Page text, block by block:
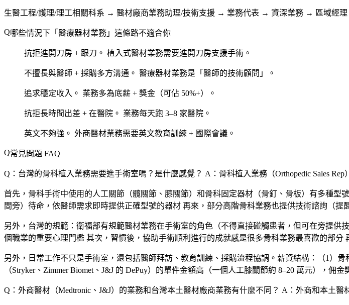
生醫工程/護理/理工相關科系 → 醫材廠商業務助理/技術支援 → 業務代表 → 資深業務 → 區域經
哪些情況下「醫療器材業務」這條路不適合你
抗拒進開刀房 + 跟刀。 植入式醫材業務需要進開刀房支援手術。
不擅長與醫師 + 採購多方溝通。 醫療器材業務是「醫師的技術顧問」。
追求穩定收入。 業務多為底薪 + 獎金（可佔 50%+）。
抗拒長時間出差 + 在醫院。 業務每天跑 3–8 家醫院。
英文不夠強。 外商醫材業務需要英文教育訓練 + 國際會議。
常見問題 FAQ
Q：台灣的骨科植入業務需要進手術室嗎？是什麼感覺？ A：骨科植入業務（Orthopedic Sales
首先，骨科手術中使用的人工關節（髖關節、膝關節）和骨科固定器材（骨釘、骨板）有多種型
間旁）待命，依醫師需求即時提供正確型號的器材 再來，部分高階骨科業務也提供技術諮詢（提
另外，台灣的規範：衛福部有規範醫材業務在手術室的角色（不得直接碰觸患者，但可在旁提
個職業的重要心理門檻 其次，習慣後，協助手術順利進行的成就感是很多骨科業務最喜歡的部
另外，日常工作不只是手術室，還包括醫師拜訪、教育訓練、採購流程協調。薪資結構：（1）
（Stryker、Zimmer Biomet、J&J 的 DePuy）的單件金額高（一個人工膝關節約 8–20 萬元），佣金
Q：外商醫材（Medtronic、J&J）的業務和台灣本土醫材廠商業務有什麼不同？ A：外商和本土醫